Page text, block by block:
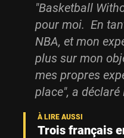
"Basketball
pour moi. En
NBA, et mon
plus sur mon
mes propres
place", a
Trois français